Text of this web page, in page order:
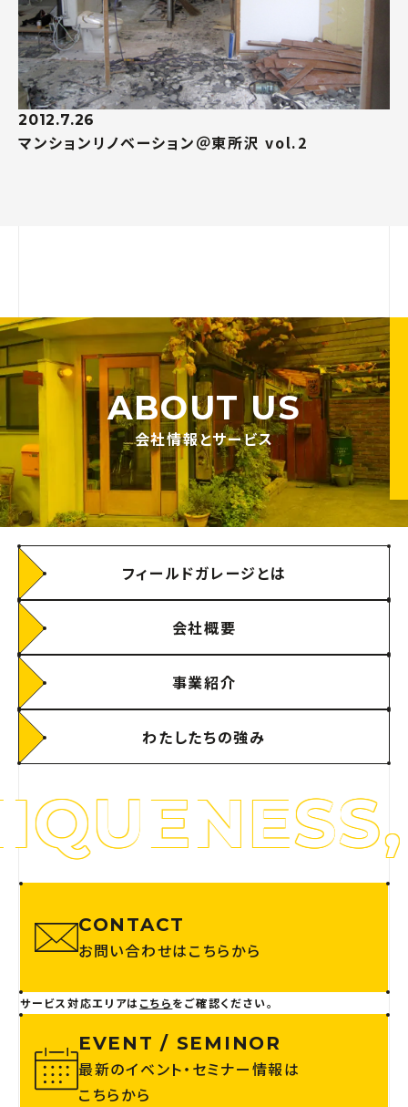
2012.7.26
マンションリノベーション＠東所沢 vol.2
ABOUT US
会社情報とサービス
フィールドガレージとは
会社概要
事業紹介
わたしたちの強み
CONTACT
お問い合わせはこちらから
サービス対応エリアはこちらをご確認ください。
EVENT / SEMINOR
最新のイベント・セミナー情報は
こちらから